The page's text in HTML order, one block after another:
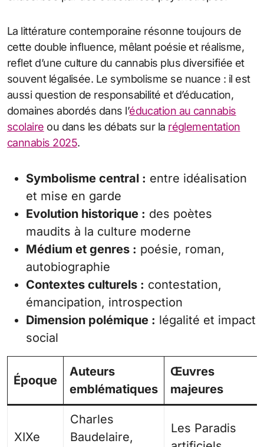
La littérature contemporaine résonne toujours de
cette double influence, mêlant poésie et réalisme,
reflet d’une culture du cannabis plus diversifiée et
souvent légalisée. Le symbolisme se nuance : il est
aussi question de responsabilité et d’éducation,
domaines abordés dans l’éducation au cannabis
scolaire ou dans les débats sur la réglementation
cannabis 2025.
Symbolisme central : entre idéalisation
et mise en garde
Evolution historique : des poètes
maudits à la culture moderne
Médium et genres : poésie, roman,
autobiographie
Contextes culturels : contestation,
émancipation, introspection
Dimension polémique : légalité et impact
social
Époque
Auteurs
emblématiques
Œuvres
majeures
XIXe
Charles
Baudelaire,
Les Paradis